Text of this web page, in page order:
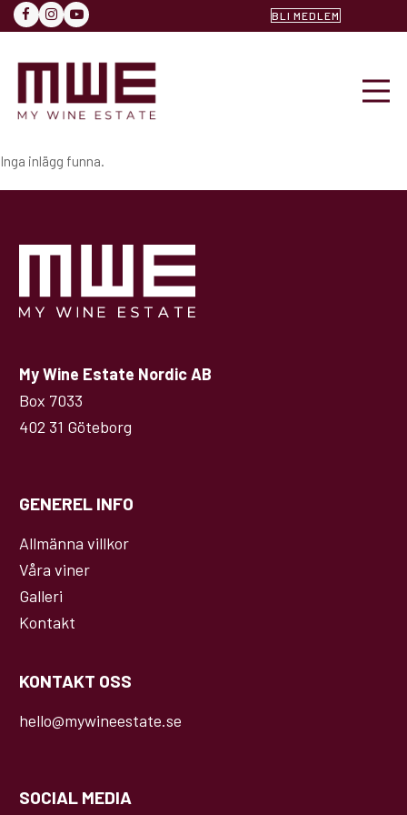
FACEBOOK
INSTAGRAM
YOUTUBE BLI MEDLEM
Inga inlägg funna.
My Wine Estate Nordic AB
Box 7033
402 31 Göteborg
GENEREL INFO
Allmänna villkor
Våra viner
Galleri
Kontakt
KONTAKT OSS
hello@mywineestate.se
SOCIAL MEDIA